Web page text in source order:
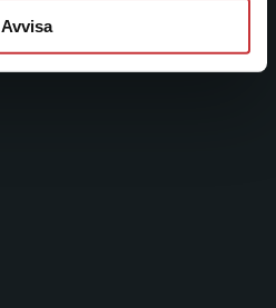
Avvisa